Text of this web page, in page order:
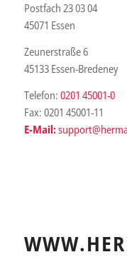
Postfach 23 03 04
45071 Essen
Zeunerstraße 6
45133 Essen-Bredeney
Telefon: 0201 45001-0
Fax: 0201 45001-11
E-Mail: